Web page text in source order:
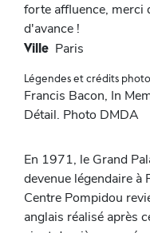
forte affluence, merci
d'avance !
Ville Paris
Légendes et crédits
Francis Bacon, In
Détail. Photo DMDA
En 1971, le Grand
devenue légendaire à
Centre Pompidou
anglais réalisé après